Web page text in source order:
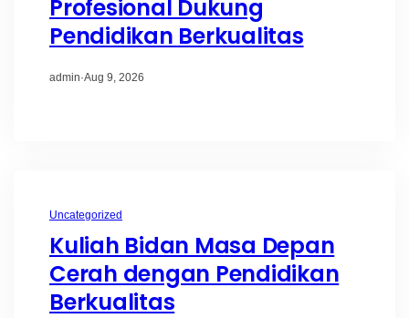
Profesional Dukung
Pendidikan Berkualitas
admin·Aug 9, 2026
Uncategorized
Kuliah Bidan Masa Depan
Cerah dengan Pendidikan
Berkualitas